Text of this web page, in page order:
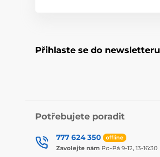
Přihlaste se do newsletteru
Potřebujete poradit
777 624 350 offline
Zavolejte nám Po-Pá 9-12, 13-16:30